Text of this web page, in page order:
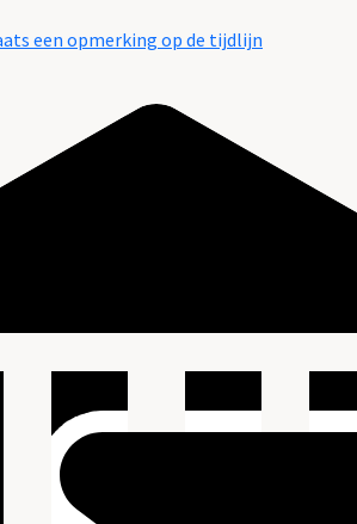
een opmerking op de tijdlijn